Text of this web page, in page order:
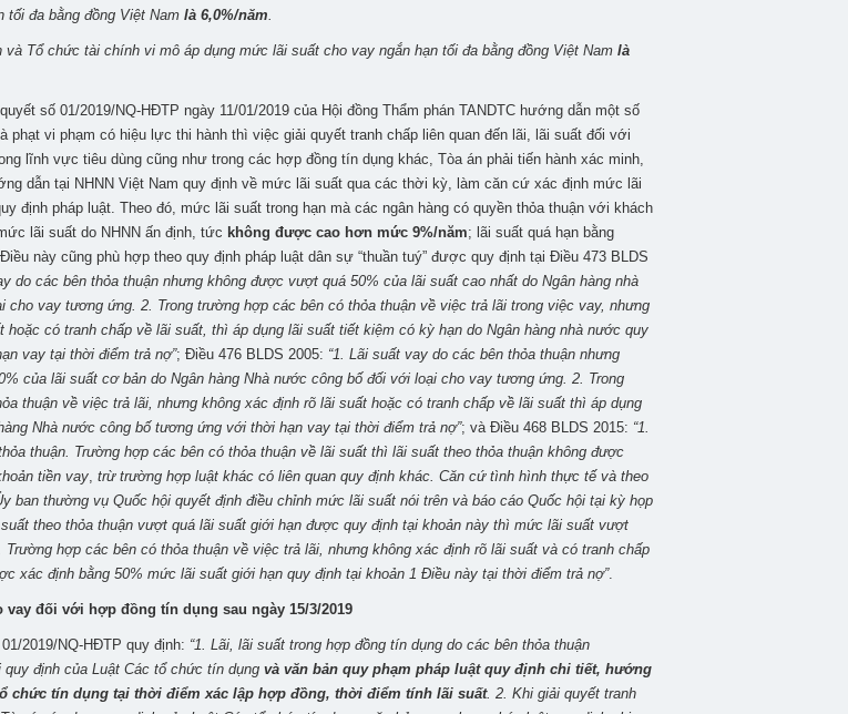
tối đa bằng đồng Việt Nam là 6,0%/năm.
và Tổ chức tài chính vi mô áp dụng mức lãi suất cho vay ngắn hạn tối đa bằng đồng Việt Nam là
số 01/2019/NQ-HĐTP ngày 11/01/2019 của Hội đồng Thẩm phán TANDTC hướng dẫn một số
phạt vi phạm có hiệu lực thi hành thì việc giải quyết tranh chấp liên quan đến lãi, lãi suất đối với
lĩnh vực tiêu dùng cũng như trong các hợp đồng tín dụng khác, Tòa án phải tiến hành xác minh,
dẫn tại NHNN Việt Nam quy định về mức lãi suất qua các thời kỳ, làm căn cứ xác định mức lãi
định pháp luật. Theo đó, mức lãi suất trong hạn mà các ngân hàng có quyền thỏa thuận với khách
lãi suất do NHNN ấn định, tức không được cao hơn mức 9%/năm; lãi suất quá hạn bằng
này cũng phù hợp theo quy định pháp luật dân sự “thuần tuý” được quy định tại Điều 473 BLDS
do các bên thỏa thuận nhưng không được vượt quá 50% của lãi suất cao nhất do Ngân hàng nhà
cho vay tương ứng. 2. Trong trường hợp các bên có thỏa thuận về việc trả lãi trong việc vay, nhưng
hoặc có tranh chấp về lãi suất, thì áp dụng lãi suất tiết kiệm có kỳ hạn do Ngân hàng nhà nước quy
vay tại thời điểm trả nợ”; Điều 476 BLDS 2005: “1. Lãi suất vay do các bên thỏa thuận nhưng
của lãi suất cơ bản do Ngân hàng Nhà nước công bố đối với loại cho vay tương ứng. 2. Trong
thuận về việc trả lãi, nhưng không xác định rõ lãi suất hoặc có tranh chấp về lãi suất thì áp dụng
Nhà nước công bố tương ứng với thời hạn vay tại thời điểm trả nợ”; và Điều 468 BLDS 2015: “1.
thuận. Trường hợp các bên có thỏa thuận về lãi suất thì lãi suất theo thỏa thuận không được
tiền vay, trừ trường hợp luật khác có liên quan quy định khác. Căn cứ tình hình thực tế và theo
ban thường vụ Quốc hội quyết định điều chỉnh mức lãi suất nói trên và báo cáo Quốc hội tại kỳ họp
theo thỏa thuận vượt quá lãi suất giới hạn được quy định tại khoản này thì mức lãi suất vượt
Trường hợp các bên có thỏa thuận về việc trả lãi, nhưng không xác định rõ lãi suất và có tranh chấp
xác định bằng 50% mức lãi suất giới hạn quy định tại khoản 1 Điều này tại thời điểm trả nợ”.
vay đối với hợp đồng tín dụng sau ngày 15/3/2019
2019/NQ-HĐTP quy định: “1. Lãi, lãi suất trong hợp đồng tín dụng do các bên thỏa thuận
quy định của Luật Các tổ chức tín dụng và văn bản quy phạm pháp luật quy định chi tiết, hướng
chức tín dụng tại thời điểm xác lập hợp đồng, thời điểm tính lãi suất. 2. Khi giải quyết tranh